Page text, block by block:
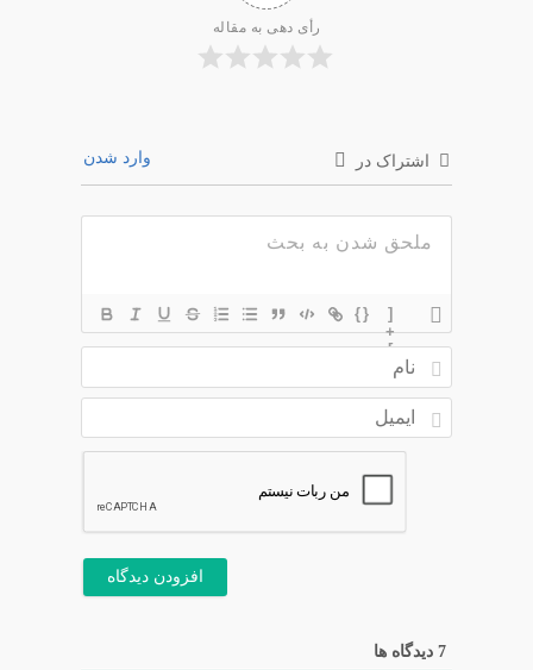
رأی دهی به مقاله
اشتراک در وارد شدن
{}
[
+
]
ن
ما
7 دیدگاه ها